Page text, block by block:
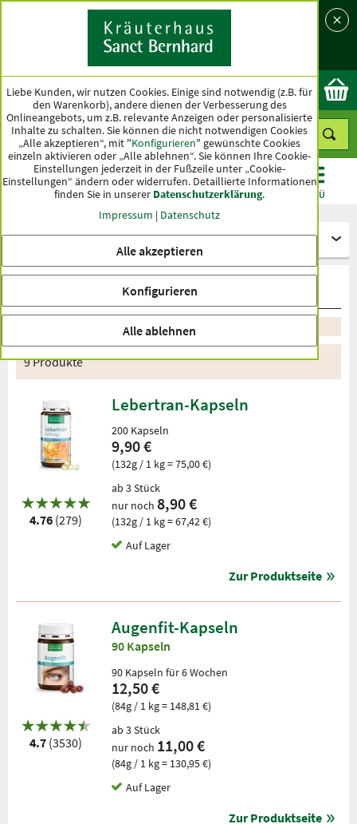
Land
Ok
KATEGORIEN ANGEBOTE TOPSELLER MENÜ
Kapseln und Tabletten
Sehen und Hören
Sortieren nach Empfehlung
9 Produkte
4.76 (279)
Lebertran-Kapseln
200 Kapseln
9,90 €
(132g / 1 kg = 75,00 €)
ab 3 Stück
nur noch 8,90 €
(132g / 1 kg = 67,42 €)
Auf Lager
Zur Produktseite
4.7 (3530)
Augenfit-Kapseln
90 Kapseln
90 Kapseln für 6 Wochen
12,50 €
(84g / 1 kg = 148,81 €)
ab 3 Stück
nur noch 11,00 €
(84g / 1 kg = 130,95 €)
Auf Lager
Zur Produktseite
Liebe Kunden, wir nutzen Cookies. Einige sind notwendig (z.B. für
den Warenkorb), andere dienen der Verbesserung des
Onlineangebots, um z.B. relevante Anzeigen oder personalisierte
Inhalte zu schalten. Sie können die nicht notwendigen Cookies
„Alle akzeptieren“, mit "Konfigurieren" gewünschte Cookies
einzeln aktivieren oder „Alle ablehnen“. Sie können Ihre Cookie-
Einstellungen jederzeit in der Fußzeile unter „Cookie-
Einstellungen“ ändern oder widerrufen. Detaillierte Informationen
finden Sie in unserer Datenschutzerklärung.
Impressum | Datenschutz
Alle akzeptieren
Konfigurieren
Alle ablehnen